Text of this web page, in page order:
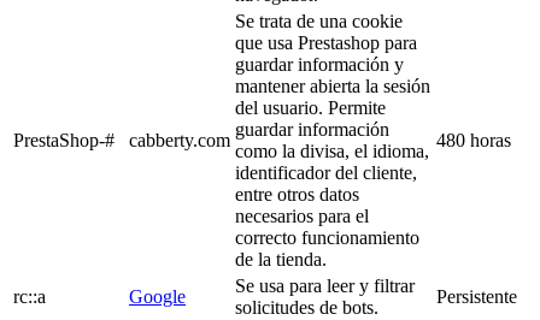
PrestaShop-# cabberty.com
Se trata de una cookie
que usa Prestashop para
guardar información y
mantener abierta la sesión
del usuario. Permite
guardar información
como la divisa, el idioma,
identificador del cliente,
entre otros datos
necesarios para el
correcto funcionamiento
de la tienda.
480 horas
rc::a Google
Se usa para leer y filtrar
solicitudes de bots.
Persistente